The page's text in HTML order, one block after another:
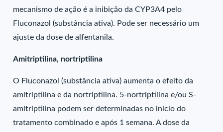
mecanismo de ação é a inibição da CYP3A4 pelo
Fluconazol (substância ativa). Pode ser necessário um
ajuste da dose de alfentanila.
Amitriptilina, nortriptilina
O Fluconazol (substância ativa) aumenta o efeito da
amitriptilina e da nortriptilina. 5-nortriptilina e/ou S-
amitriptilina podem ser determinadas no início do
tratamento combinado e após 1 semana. A dose da